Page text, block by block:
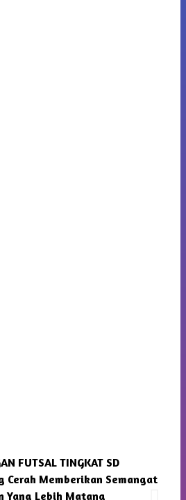
FUTSAL TINGKAT SD
Cerah Memberikan Semangat
Yang Lebih Matang